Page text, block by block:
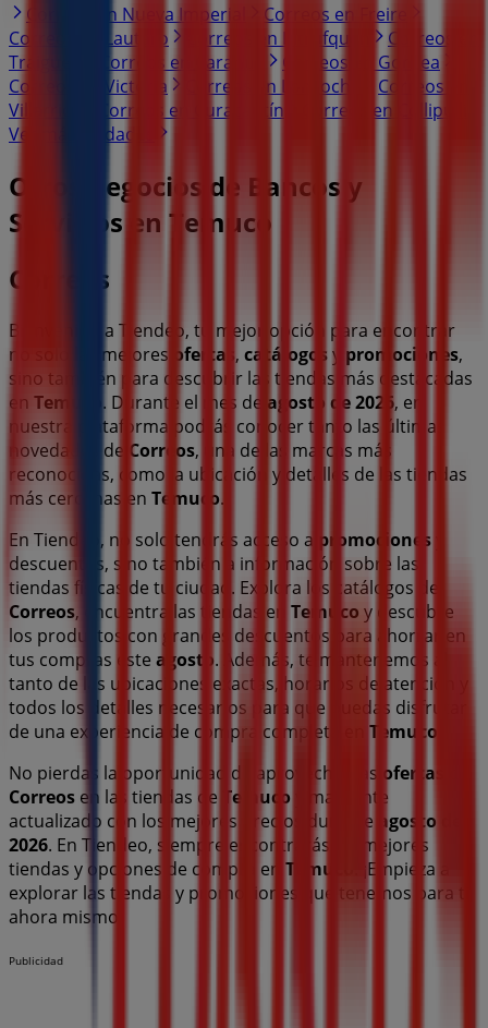
Correos en Nueva Imperial
Correos en Freire
Correos en Lautaro
Correos en Pitrufquén
Correos en
Traiguén
Correos en Carahue
Correos en Gorbea
Correos en Victoria
Correos en Loncoche
Correos en
Villarrica
Correos en Curacautín
Correos en Collipulli
Ver más ciudades
Otros negocios de Bancos y
Servicios en Temuco
Correos
Bienvenido a Tiendeo, tu mejor opción para encontrar
no solo las mejores ofertas , catálogosy promociones,
sino también para descubrir las tiendas más destacadas
en Temuco . Durante el mes de agosto de 2026, en
nuestra plataforma podrás conocer tanto las últimas
novedades de Correos, una de las marcas más
reconocidas, como la ubicación y detalles de las tiendas
más cercanas en Temuco.
En Tiendeo, no solo tendrás acceso a promociones
descuentos, sino también a información sobre las
tiendas físicas de tu ciudad. Explora los catálogos de
Correos, encuentra las tiendas en Temuco y descubre
los productos con grandes descuentos para ahorrar en
tus compras este agosto. Además, te mantenemos al
tanto de las ubicaciones exactas, horarios de atención y
todos los detalles necesarios para que puedas disfrutar
de una experiencia de compra completa en Temuco
No pierdas la oportunidad de aprovechar las ofertas
Correos en las tiendas de Temuco y mantente
actualizado con los mejores precios durante agosto de
2026. En Tiendeo, siempre encontrarás las mejores
tiendas y opciones de compra en Temuco
. ¡Empieza a
explorar las tiendas y promociones que tenemos para ti
ahora mismo!
Publicidad